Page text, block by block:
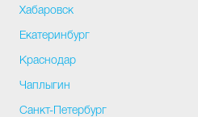
Хабаровск
Екатеринбург
Краснодар
Чаплыгин
Санкт-Петербург